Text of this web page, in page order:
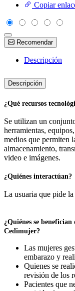
Copiar
Recomendar
Descripción
Descripción
¿Qué recursos
Se utilizan un
herramientas,
medios que permiten
almacenamiento,
video e imágenes.
¿Quiénes interactúan?
La usuaria que pide
¿Quiénes se
Cedimujer?
Las mujeres
embarazo y
Quienes se
revisión de los
Pacientes que